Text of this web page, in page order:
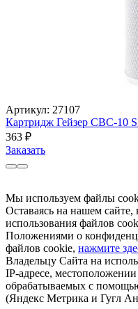
Артикул: 27107
Картридж Гейзер CBC-10
363 ₽
Заказать
Мы используем файлы
Оставаясь на нашем сайте,
использования файлов
Положениями о
файлов cookie, нажмите
Владельцу Сайта на
IP-адресе,
обрабатываемых с
(Яндекс Метрика и Гугл